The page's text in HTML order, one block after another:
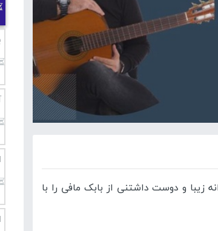
و دوست داشتنی از بابک مافی را با